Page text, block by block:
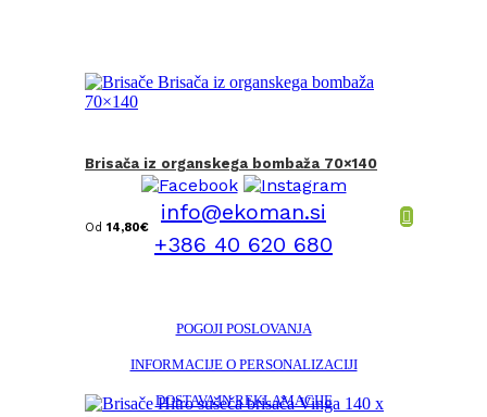
Brisača iz organskega bombaža 70×140
Od 14,80€
info@ekoman.si
+386 40 620 680
POGOJI POSLOVANJA
INFORMACIJE O PERSONALIZACIJI
DOSTAVA IN REKLAMACIJE